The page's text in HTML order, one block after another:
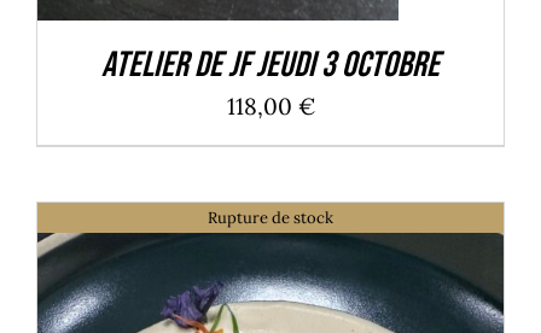
Atelier de JF Jeudi 3 Octobre
118,00 €
Rupture de stock